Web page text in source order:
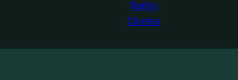
Teatro
Cinema